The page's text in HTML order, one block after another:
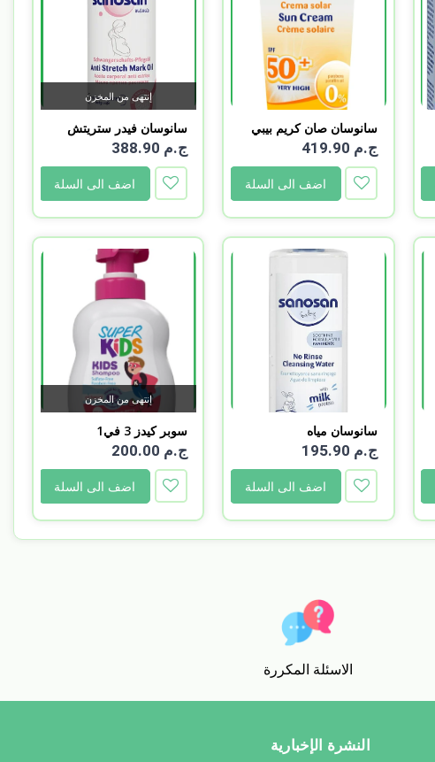
سانوسان صان كريم بيبي
7...
ج.م 419.90
اضف الى السلة
إنتهى من المخزن
سانوسان فيدر ستريتش
مار...
ج.م 388.90
اضف الى السلة
سانوسان مياه
تنظيف500مل...
ج.م 195.90
اضف الى السلة
إنتهى من المخزن
سوبر كيدز 3 في1
فراولة...
ج.م 200.00
اضف الى السلة
الاسئلة المكررة
النشرة الإخبارية